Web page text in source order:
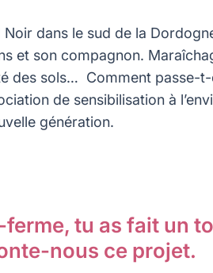
dans le sud de la
et son compagnon.
des sols… Comment passe-
de sensibilisation à
génération.
tu as fait un
nous ce projet.